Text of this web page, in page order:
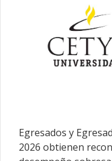
Egresados y
2026 obtienen